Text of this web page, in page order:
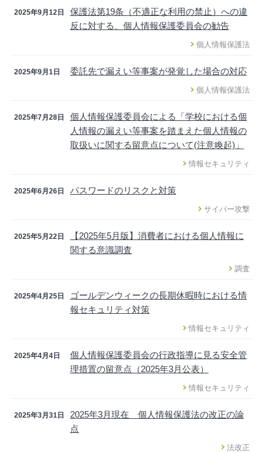
2025年9月12日
保護法第19条（不適正な利用の禁止）への違
反に対する、個人情報保護委員会の勧告
個人情報保護法
2025年9月1日 委託先で漏えい等事案が発覚した場合の対応
個人情報保護法
2025年7月28日
個人情報保護委員会による「学校における個
人情報の漏えい等事案を踏まえた個人情報の
取扱いに関する留意点について(注意喚起)」
情報セキュリティ
2025年6月26日 パスワードのリスクと対策
サイバー攻撃
2025年5月22日
【2025年5月版】消費者における個人情報に
関する意識調査
調査
2025年4月25日
ゴールデンウィークの長期休暇時における情
報セキュリティ対策
情報セキュリティ
2025年4月4日
個人情報保護委員会の行政指導に見る安全管
理措置の留意点（2025年3月公表）
情報セキュリティ
2025年3月31日
2025年3月現在 個人情報保護法の改正の論
点
法改正